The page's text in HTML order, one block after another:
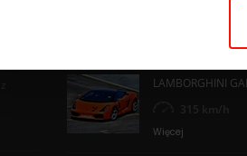
LAMBORGHINI
Więcej